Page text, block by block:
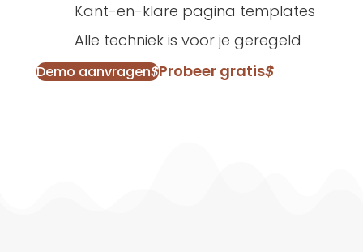
Kant-en-klare pagina templates
Alle techniek is voor je geregeld
Demo aanvragen$Probeer gratis$